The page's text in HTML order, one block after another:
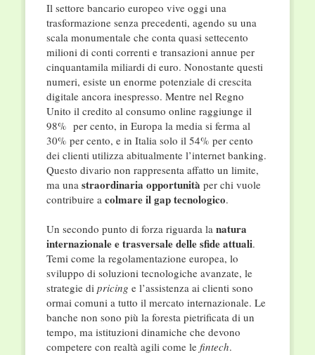
Il settore bancario europeo vive oggi una
trasformazione senza precedenti, agendo su una
scala monumentale che conta quasi settecento
milioni di conti correnti e transazioni annue per
cinquantamila miliardi di euro. Nonostante questi
numeri, esiste un enorme potenziale di crescita
digitale ancora inespresso. Mentre nel Regno
Unito il credito al consumo online raggiunge il
98% per cento, in Europa la media si ferma al
30% per cento, e in Italia solo il 54% per cento
dei clienti utilizza abitualmente l’internet banking.
Questo divario non rappresenta affatto un limite,
ma una straordinaria opportunità per chi vuole
contribuire a colmare il gap tecnologico.
Un secondo punto di forza riguarda la natura
internazionale e trasversale delle sfide attuali.
Temi come la regolamentazione europea, lo
sviluppo di soluzioni tecnologiche avanzate, le
strategie di pricing e l’assistenza ai clienti sono
ormai comuni a tutto il mercato internazionale. Le
banche non sono più la foresta pietrificata di un
tempo, ma istituzioni dinamiche che devono
competere con realtà agili come le fintech.